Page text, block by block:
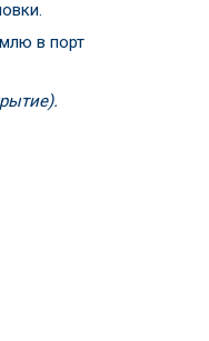
в порт